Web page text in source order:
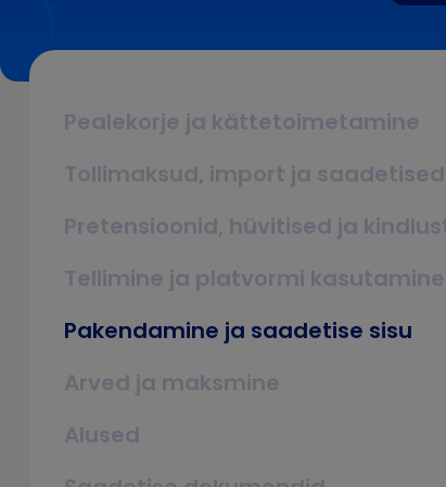
Pealekorje ja kättetoimetamine
Tollimaksud, import ja
Pretensioonid, hüvitised ja
Tellimine ja platvormi kasutamine
Pakendamine ja saadetise sisu
Arved ja maksmine
Alused